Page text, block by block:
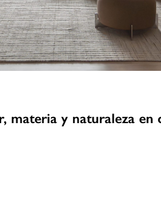
materia y naturaleza en